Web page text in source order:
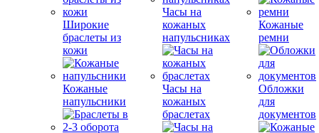
Широкие
браслеты из
кожи
Кожаные
напульсники
Часы на
кожаных
напульсниках
Часы на
кожаных
браслетах
Кожаные
ремни
Обложки
для
документов